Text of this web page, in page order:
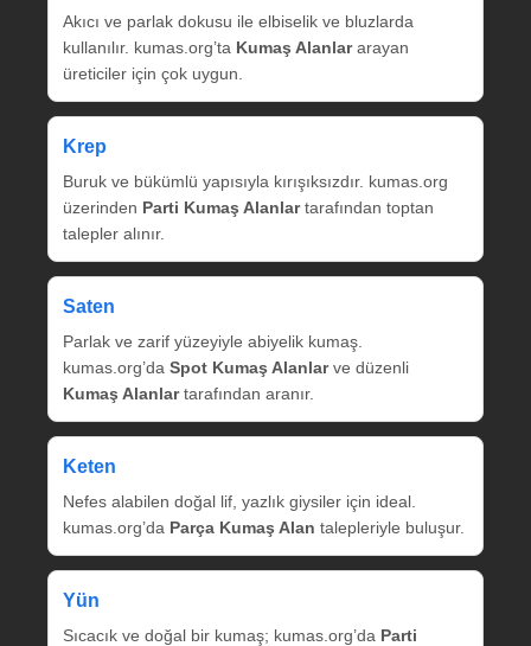
Akıcı ve parlak dokusu ile elbiselik ve bluzlarda
kullanılır. kumas.org’ta Kumaş Alanlararayan
üreticiler için çok uygun.
Krep
Buruk ve bükümlü yapısıyla kırışıksızdır. kumas.org
üzerinden Parti Kumaş Alanlartarafından toptan
talepler alınır.
Saten
Parlak ve zarif yüzeyiyle abiyelik kumaş.
kumas.org’da Spot Kumaş Alanlarve düzenli
Kumaş Alanlartarafından aranır.
Keten
Nefes alabilen doğal lif, yazlık giysiler için ideal.
kumas.org’da Parça Kumaş Alan talepleriyle buluşur.
Yün
Sıcacık ve doğal bir kumaş; kumas.org’da Parti